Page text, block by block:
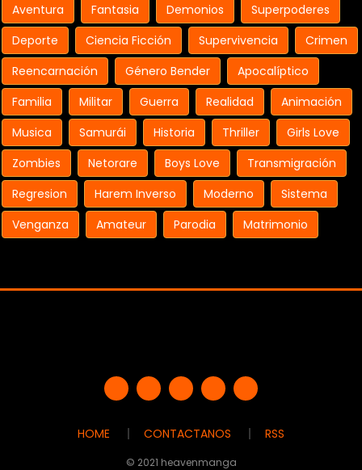
Aventura
Fantasia Demonios
Superpoderes
Deporte
Ciencia Ficción Supervivencia
Crimen
Reencarnación
Género Bender
Apocalíptico
Familia
Militar Guerra Realidad
Animación
Musica
Samurái Historia Thriller
Girls Love
Zombies
Netorare Boys Love
Transmigración
Regresion
Harem Inverso Moderno
Sistema
Venganza
Amateur Parodia Matrimonio
HOME CONTACTANOS RSS
© 2021 heavenmanga